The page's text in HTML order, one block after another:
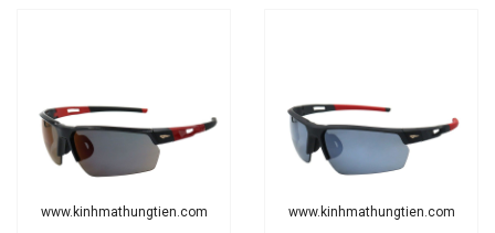
www.kinhmathungtien.com www.kinhmathungtien.com